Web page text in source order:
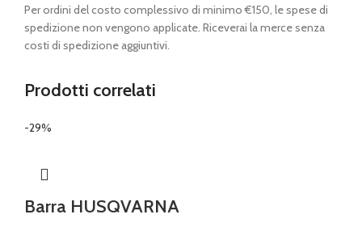
Per ordini del costo complessivo di minimo €150, le spese di
spedizione non vengono applicate. Riceverai la merce senza
costi di spedizione aggiuntivi.
Prodotti correlati
-29%
Barra HUSQVARNA